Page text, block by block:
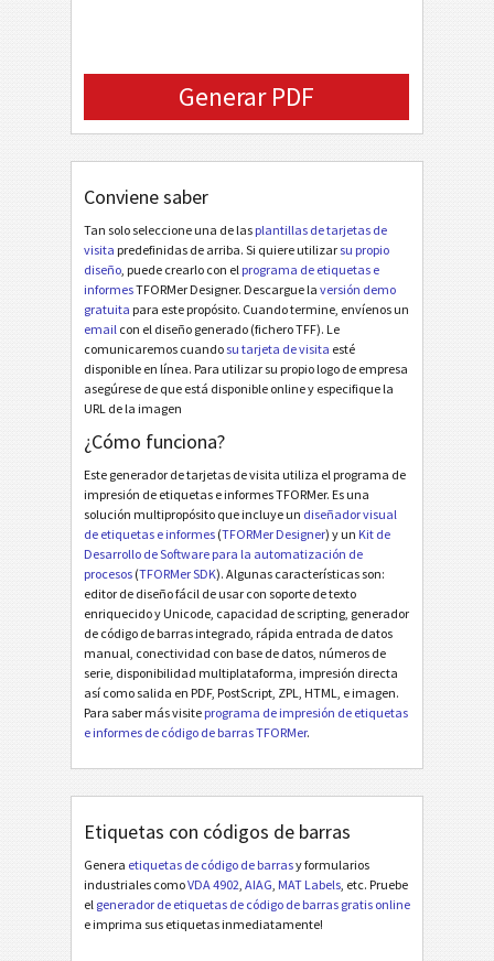
Generar PDF
Conviene saber
Tan solo seleccione una de las plantillas de tarjetas de
visita predefinidas de arriba. Si quiere utilizar su propio
diseño, puede crearlo con el programa de etiquetas e
informesTFORMer Designer. Descargue la versión demo
gratuita para este propósito. Cuando termine, envíenos un
email con el diseño generado (fichero TFF). Le
comunicaremos cuando su tarjeta de visita esté
disponible en línea. Para utilizar su propio logo de empresa
asegúrese de que está disponible online y especifique la
URL de la imagen
¿Cómo funciona?
Este generador de tarjetas de visita utiliza el programa de
impresión de etiquetas e informes TFORMer. Es una
solución multipropósito que incluye un diseñador visual
de etiquetas e informes (TFORMer Designer) y un Kit de
Desarrollo de Software para la automatización de
procesos (TFORMer SDK). Algunas características son:
editor de diseño fácil de usar con soporte de texto
enriquecido y Unicode, capacidad de scripting, generador
de código de barras integrado, rápida entrada de datos
manual, conectividad con base de datos, números de
serie, disponibilidad multiplataforma, impresión directa
así como salida en PDF, PostScript, ZPL, HTML, e imagen.
Para saber más visite programa de impresión de etiquetas
e informes de código de barras TFORMer.
Etiquetas con códigos de barras
Genera etiquetas de código de barrasy formularios
industriales comoVDA 4902, AIAG, MAT Labels, etc. Pruebe
el generador de etiquetas de código de barras gratis online
e imprima sus etiquetas inmediatamente!